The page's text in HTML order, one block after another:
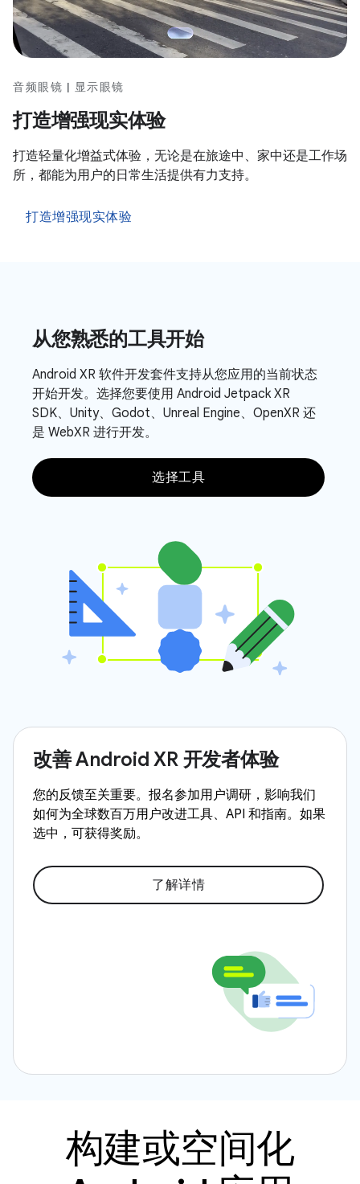
音频眼镜 | 显示眼镜
打造增强现实体验
打造轻量化增益式体验，无论是在旅途中、家中还是工作场
所，都能为用户的日常生活提供有力支持。
打造增强现实体验
从您熟悉的工具开始
Android XR 软件开发套件支持从您应用的当前状态
开始开发。选择您要使用 Android Jetpack XR
SDK、Unity、Godot、Unreal Engine、OpenXR 还
是 WebXR 进行开发。
选择工具
改善 Android XR 开发者体验
您的反馈至关重要。报名参加用户调研，影响我们
如何为全球数百万用户改进工具、API 和指南。如果
选中，可获得奖励。
了解详情
构建或空间化